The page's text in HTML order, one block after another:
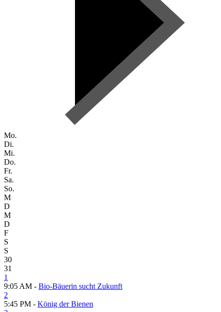
Mo.
Di.
Mi.
Do.
Fr.
Sa.
So.
M
D
M
D
F
S
S
30
31
1
9:05 AM - Bio-Bäuerin sucht Zukunft
2
5:45 PM - König der Bienen